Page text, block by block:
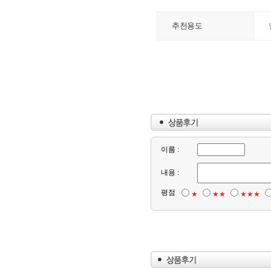
추천용도
이름 :
내용 :
평점 ★ ★★ ★★★